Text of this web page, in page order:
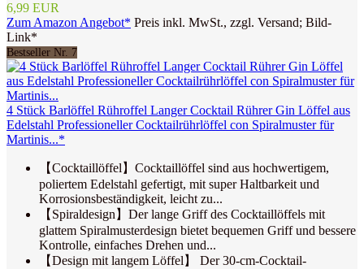
6,99 EUR
Zum Amazon Angebot* Preis inkl. MwSt., zzgl. Versand; Bild-
Link*
Bestseller Nr. 7
4 Stück Barlöffel Rühroffel Langer Cocktail Rührer Gin Löffel aus
Edelstahl Professioneller Cocktailrührlöffel con Spiralmuster für
Martinis...*
【Cocktaillöffel】Cocktaillöffel sind aus hochwertigem,
poliertem Edelstahl gefertigt, mit super Haltbarkeit und
Korrosionsbeständigkeit, leicht zu...
【Spiraldesign】Der lange Griff des Cocktaillöffels mit
glattem Spiralmusterdesign bietet bequemen Griff und bessere
Kontrolle, einfaches Drehen und...
【Design mit langem Löffel】 Der 30-cm-Cocktail-